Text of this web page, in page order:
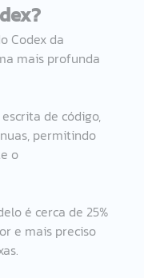
Codex da
mais profunda
de código,
permitindo
o
é cerca de 25%
e mais preciso